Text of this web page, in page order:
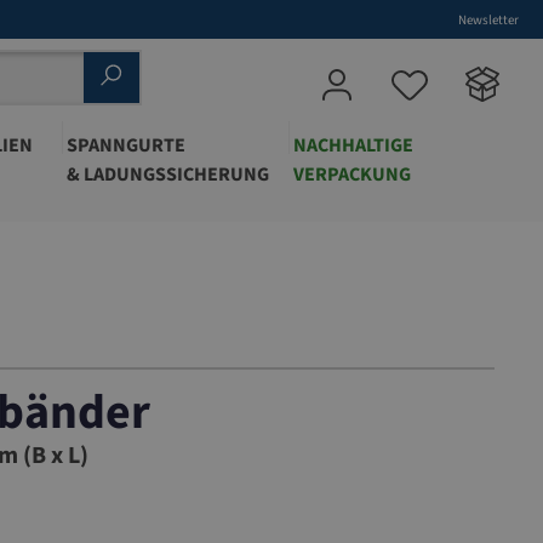
Newsletter
SPANNGURTE
& LADUNGSSICHERUNG
NACHHALTIGE
VERPACKUNG
(B x L)